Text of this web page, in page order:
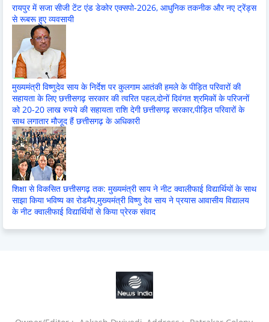
रायपुर में सजा सीजी टेंट एंड डेकोर एक्सपो-2026, आधुनिक तकनीक और नए ट्रेंड्स
से रूबरू हुए व्यवसायी
मुख्यमंत्री विष्णुदेव साय के निर्देश पर कुलगाम आतंकी हमले के पीड़ित परिवारों की
सहायता के लिए छत्तीसगढ़ सरकार की त्वरित पहल,दोनों दिवंगत श्रमिकों के परिजनों
को 20-20 लाख रुपये की सहायता राशि देगी छत्तीसगढ़ सरकार,पीड़ित परिवारों के
साथ लगातार मौजूद हैं छत्तीसगढ़ के अधिकारी
शिक्षा से विकसित छत्तीसगढ़ तक: मुख्यमंत्री साय ने नीट क्वालीफाई विद्यार्थियों के साथ
साझा किया भविष्य का रोडमैप,मुख्यमंत्री विष्णु देव साय ने प्रयास आवासीय विद्यालय
के नीट क्वालीफाई विद्यार्थियों से किया प्रेरक संवाद